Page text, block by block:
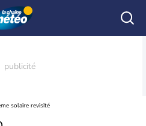
solaire revisité